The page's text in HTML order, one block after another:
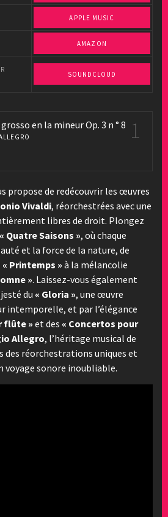
APPLE MUSIC
AMAZON
SOUNDCLOUD
en la mineur Op. 3 n ° 8 1
propose de redécouvrir les œuvres
Vivaldi, réorchestrées avec une
libres de droit. Plongez
« Quatre Saisons », où chaque
et la force de la nature, de
« Printemps » à la mélancolie
». Laissez-vous également
du « Gloria », une œuvre
intemporelle, et par l’élégance
flûte » et des « Concertos pour
Allegro, l’héritage musical de
des réorchestrations uniques et
voyage sonore inoubliable.